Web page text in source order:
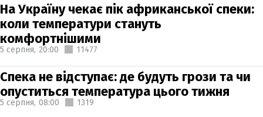
На Україну чекає пік африканської спеки:
коли температури стануть
комфортнішими
5 серпня, 20:00 11477
Спека не відступає: де будуть грози та чи
опуститься температура цього тижня
5 серпня, 08:00 1319